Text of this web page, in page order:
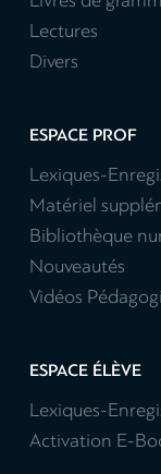
Lectures
Divers
ESPACE PROF
Lexiques-
Matériel
Bibliothèque
Nouveautés
Vidéos
ESPACE ÉLÈVE
Lexiques-
Activation E-